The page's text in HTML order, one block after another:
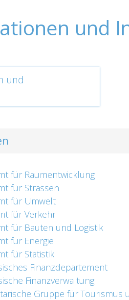
und
und
für Raumentwicklung
für Strassen
für Umwelt
für Verkehr
für Bauten und Logistik
für Energie
für Statistik
Finanzdepartement
Finanzverwaltung
Gruppe für Tourismus